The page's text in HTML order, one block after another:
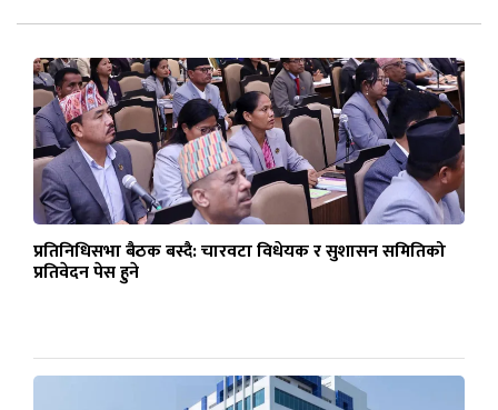
प्रतिनिधिसभा बैठक बस्दै: चारवटा विधेयक र सुशासन समितिको
प्रतिवेदन पेस हुने